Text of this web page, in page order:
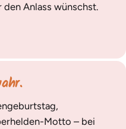
Anlass wünschst.
Motto – bei